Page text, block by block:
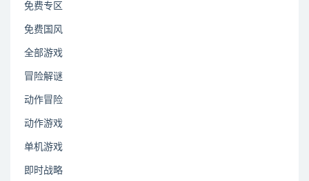
免费专区
免费国风
全部游戏
冒险解谜
动作冒险
动作游戏
单机游戏
即时战略